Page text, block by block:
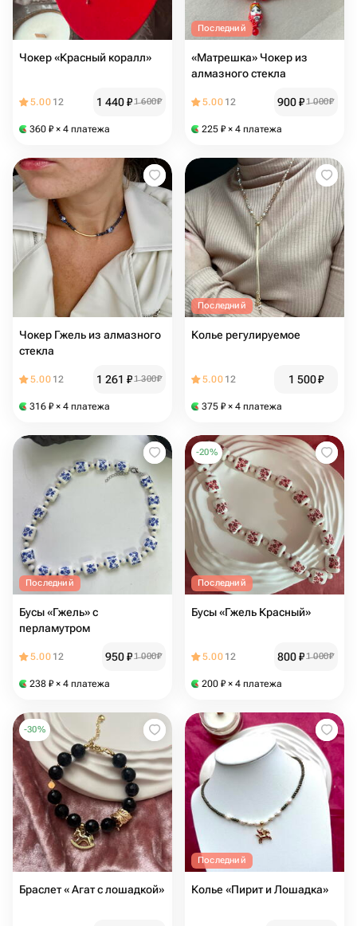
Чокер «Красный коралл»
5.00 12 1 440₽1 600₽
360 ₽ × 4 платежа
Последний
«Матрешка» Чокер из
алмазного стекла
5.00 12 900₽1 000₽
225 ₽ × 4 платежа
Чокер Гжель из алмазного
стекла
5.00 12 1 261 ₽1 300₽
316 ₽ × 4 платежа
Последний
Колье регулируемое
5.00 12 1 500₽
375 ₽ × 4 платежа
Последний
Бусы «Гжель» с
перламутром
5.00 12 950₽1 000₽
238 ₽ × 4 платежа
-20%
Последний
Бусы «Гжель Красный»
5.00 12 800₽1 000₽
200 ₽ × 4 платежа
-30%
Браслет « Агат с лошадкой»
Последний
Колье «Пирит и Лошадка»